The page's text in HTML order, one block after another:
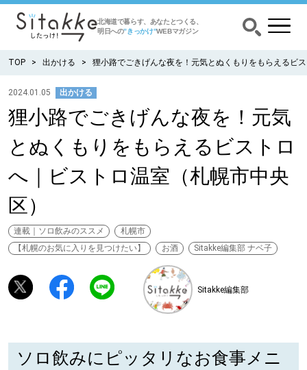
北海道で暮らす、あなたとつくる、
明日への”きっかけ”WEBマガジン
CATEGORY カテゴリー
食べる
出かける
暮らす
深める
TOP 出かける 狸小路でごきげんな夜を！元気とぬくもりをもらえるビ
2024.01.05 出かける
狸小路でごきげんな夜を！元気
とぬくもりをもらえるビストロ
へ｜ビストロ温室（札幌市中央
区）
連載｜ソロ飲みのススメ
札幌市
【札幌のお気に入りを見つけたい】
お酒 Sitakke編集部 ナベ子
Sitakke編集部
ソロ飲みにピッタリなお食事メニ